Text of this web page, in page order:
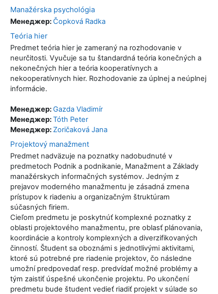
Manažérska psychológia
Менеджер:Čopková Radka
Teória hier
Predmet teória hier je zameraný na rozhodovanie v
neurčitosti. Vyučuje sa tu štandardná teória konečných a
nekonečných hier a teória kooperatívnych a
nekooperatívnych hier. Rozhodovanie za úplnej a neúplnej
informácie.
Менеджер:Gazda Vladimír
Менеджер:Tóth Peter
Менеджер: Zoričaková Jana
Projektový manažment
Predmet nadväzuje na poznatky nadobudnuté v
predmetoch Podnik a podnikanie, Manažment a Základy
manažérskych informačných systémov. Jedným z
prejavov moderného manažmentu je zásadná zmena
prístupov k riadeniu a organizačným štruktúram
súčasných firiem.
Cieľom predmetu je poskytnúť komplexné poznatky z
oblasti projektového manažmentu, pre oblasť plánovania,
koordinácie a kontroly komplexných a diverzifikovaných
činností. Študent sa oboznámi s jednotlivými aktivitami,
ktoré sú potrebné pre riadenie projektov, čo následne
umožní predpovedať resp. predvídať možné problémy a
tým zaistiť úspešné ukončenie projektu. Po ukončení
predmetu bude študent vedieť riadiť projekt v súlade so